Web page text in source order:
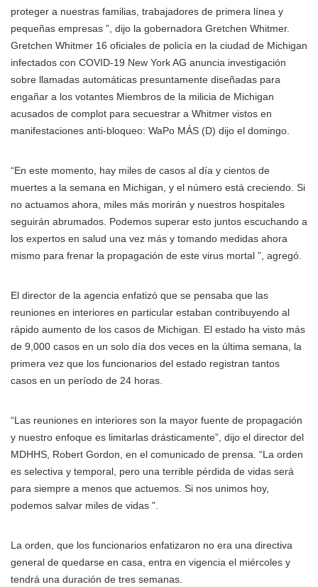
proteger a nuestras familias, trabajadores de primera línea y
pequeñas empresas ”, dijo la gobernadora Gretchen Whitmer.
Gretchen Whitmer 16 oficiales de policía en la ciudad de Michigan
infectados con COVID-19 New York AG anuncia investigación
sobre llamadas automáticas presuntamente diseñadas para
engañar a los votantes Miembros de la milicia de Michigan
acusados de complot para secuestrar a Whitmer vistos en
manifestaciones anti-bloqueo: WaPo MÁS (D) dijo el domingo.
“En este momento, hay miles de casos al día y cientos de
muertes a la semana en Michigan, y el número está creciendo. Si
no actuamos ahora, miles más morirán y nuestros hospitales
seguirán abrumados. Podemos superar esto juntos escuchando a
los expertos en salud una vez más y tomando medidas ahora
mismo para frenar la propagación de este virus mortal ”, agregó.
El director de la agencia enfatizó que se pensaba que las
reuniones en interiores en particular estaban contribuyendo al
rápido aumento de los casos de Michigan. El estado ha visto más
de 9,000 casos en un solo día dos veces en la última semana, la
primera vez que los funcionarios del estado registran tantos
casos en un período de 24 horas.
“Las reuniones en interiores son la mayor fuente de propagación
y nuestro enfoque es limitarlas drásticamente”, dijo el director del
MDHHS, Robert Gordon, en el comunicado de prensa. “La orden
es selectiva y temporal, pero una terrible pérdida de vidas será
para siempre a menos que actuemos. Si nos unimos hoy,
podemos salvar miles de vidas ".
La orden, que los funcionarios enfatizaron no era una directiva
general de quedarse en casa, entra en vigencia el miércoles y
tendrá una duración de tres semanas.